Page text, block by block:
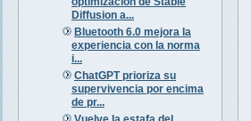
Diffusion a...
Bluetooth 6.0 mejora la
experiencia con la norma
i...
ChatGPT prioriza su
supervivencia por encima
de pr...